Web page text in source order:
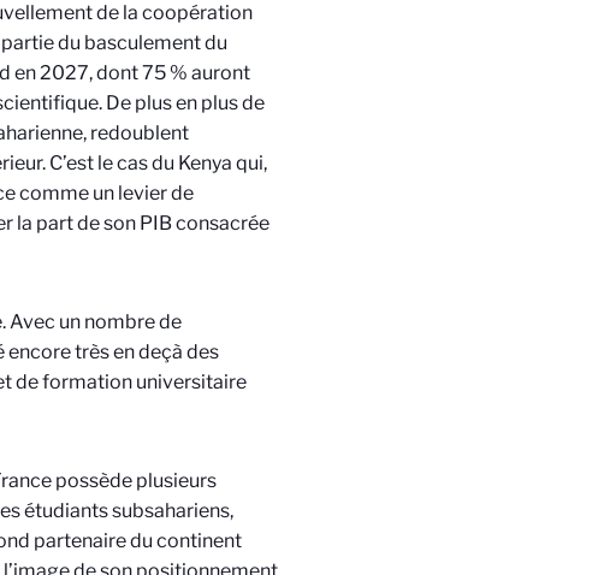
de la coopération
partie du basculement du
en 2027, dont 75 % auront
De plus en plus de
redoublent
C’est le cas du Kenya qui,
comme un levier de
la part de son PIB consacrée
Avec un nombre de
encore très en deçà des
de formation universitaire
possède plusieurs
étudiants subsahariens,
partenaire du continent